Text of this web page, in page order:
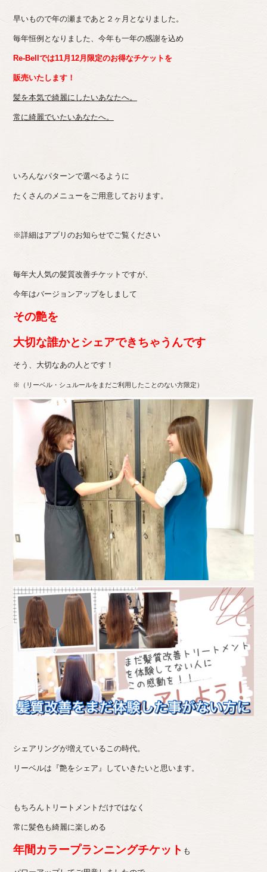
早いもので年の瀬まであと２ヶ月となりました。
毎年恒例となりました、今年も一年の感謝を込め
Re-Bellでは11月12月限定のお得なチケットを
販売いたします！
髪を本気で綺麗にしたいあなたへ。
常に綺麗でいたいあなたへ。
いろんなパターンで選べるように
たくさんのメニューをご用意しております。
※詳細はアプリのお知らせでご覧ください
毎年大人気の髪質改善チケットですが、
今年はバージョンアップをしまして
その艶を
大切な誰かとシェアできちゃうんです
そう、大切なあの人とです！
※（リーベル・シュルールをまだご利用したことのない方限定）
シェアリングが増えているこの時代。
リーベルは『艶をシェア』していきたいと思います。
もちろんトリートメントだけではなく
常に髪色も綺麗に楽しめる
年間カラープランニングチケット も